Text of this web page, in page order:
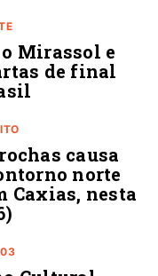
Mirassol e
de final
causa
norte
Caxias, nesta
03